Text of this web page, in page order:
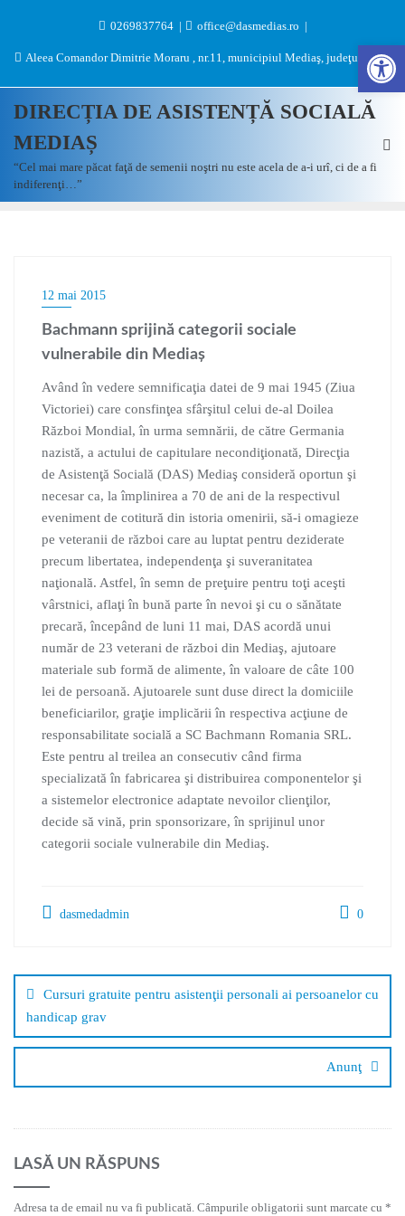
0269837764 office@dasmedias.ro
Aleea Comandor Dimitrie Moraru , nr.11, municipiul Mediaş, judeţul Sibiu
DIRECȚIA DE ASISTENȚĂ SOCIALĂ
MEDIAȘ
“Cel mai mare păcat faţă de semenii noştri nu este acela de a-i urî, ci de a fi
indiferenţi…”
12 mai 2015
Bachmann sprijină categorii sociale
vulnerabile din Mediaş
Având în vedere semnificaţia datei de 9 mai 1945 (Ziua
Victoriei) care consfinţea sfârşitul celui de-al Doilea
Război Mondial, în urma semnării, de către Germania
nazistă, a actului de capitulare necondiţionată, Direcţia
de Asistenţă Socială (DAS) Mediaş consideră oportun şi
necesar ca, la împlinirea a 70 de ani de la respectivul
eveniment de cotitură din istoria omenirii, să-i omagieze
pe veteranii de război care au luptat pentru deziderate
precum libertatea, independenţa şi suveranitatea
naţională. Astfel, în semn de preţuire pentru toţi aceşti
vârstnici, aflaţi în bună parte în nevoi şi cu o sănătate
precară, începând de luni 11 mai, DAS acordă unui
număr de 23 veterani de război din Mediaş, ajutoare
materiale sub formă de alimente, în valoare de câte 100
lei de persoană. Ajutoarele sunt duse direct la domiciile
beneficiarilor, graţie implicării în respectiva acţiune de
responsabilitate socială a SC Bachmann Romania SRL.
Este pentru al treilea an consecutiv când firma
specializată în fabricarea şi distribuirea componentelor şi
a sistemelor electronice adaptate nevoilor clienţilor,
decide să vină, prin sponsorizare, în sprijinul unor
categorii sociale vulnerabile din Mediaş.
dasmedadmin 0
Cursuri gratuite pentru asistenţii personali ai persoanelor cu
handicap grav
Anunţ
LASĂ UN RĂSPUNS
Adresa ta de email nu va fi publicată. Câmpurile obligatorii sunt marcate cu *